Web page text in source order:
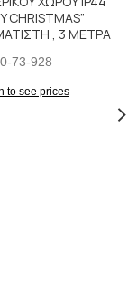
CHRISTMAS”
, 3 ΜΕΤΡΑ
73-928
to see prices